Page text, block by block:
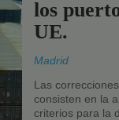
los
UE.
Madrid
Las
consisten en la
criterios para la